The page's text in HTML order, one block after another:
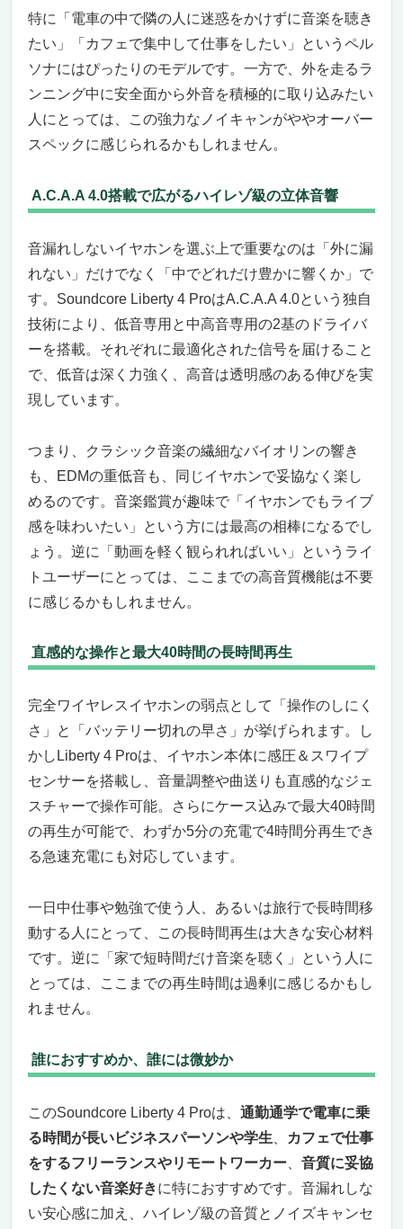
特に「電車の中で隣の人に迷惑をかけずに音楽を聴き
たい」「カフェで集中して仕事をしたい」というペル
ソナにはぴったりのモデルです。一方で、外を走るラ
ンニング中に安全面から外音を積極的に取り込みたい
人にとっては、この強力なノイキャンがややオーバー
スペックに感じられるかもしれません。
A.C.A.A 4.0搭載で広がるハイレゾ級の立体音響
音漏れしないイヤホンを選ぶ上で重要なのは「外に漏
れない」だけでなく「中でどれだけ豊かに響くか」で
す。Soundcore Liberty 4 ProはA.C.A.A 4.0という独自
技術により、低音専用と中高音専用の2基のドライバ
ーを搭載。それぞれに最適化された信号を届けること
で、低音は深く力強く、高音は透明感のある伸びを実
現しています。
つまり、クラシック音楽の繊細なバイオリンの響き
も、EDMの重低音も、同じイヤホンで妥協なく楽し
めるのです。音楽鑑賞が趣味で「イヤホンでもライブ
感を味わいたい」という方には最高の相棒になるでし
ょう。逆に「動画を軽く観られればいい」というライ
トユーザーにとっては、ここまでの高音質機能は不要
に感じるかもしれません。
直感的な操作と最大40時間の長時間再生
完全ワイヤレスイヤホンの弱点として「操作のしにく
さ」と「バッテリー切れの早さ」が挙げられます。し
かしLiberty 4 Proは、イヤホン本体に感圧＆スワイプ
センサーを搭載し、音量調整や曲送りも直感的なジェ
スチャーで操作可能。さらにケース込みで最大40時間
の再生が可能で、わずか5分の充電で4時間分再生でき
る急速充電にも対応しています。
一日中仕事や勉強で使う人、あるいは旅行で長時間移
動する人にとって、この長時間再生は大きな安心材料
です。逆に「家で短時間だけ音楽を聴く」という人に
とっては、ここまでの再生時間は過剰に感じるかもし
れません。
誰におすすめか、誰には微妙か
このSoundcore Liberty 4 Proは、 通勤通学で電車に乗
る時間が長いビジネスパーソンや学生
カフェで仕事
をするフリーランスやリモートワーカー
音質に妥協
したくない音楽好きに特におすすめです。音漏れしな
い安心感に加え、ハイレゾ級の音質とノイズキャンセ